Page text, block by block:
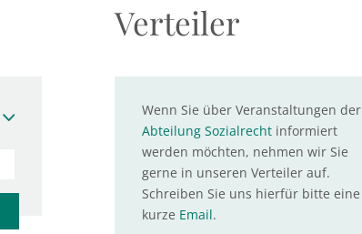
Verteiler
Wenn Sie über Veranstaltungen der
Abteilung Sozialrechtinformiert
werden möchten, nehmen wir Sie
gerne in unseren Verteiler auf.
Schreiben Sie uns hierfür bitte eine
kurze Email.